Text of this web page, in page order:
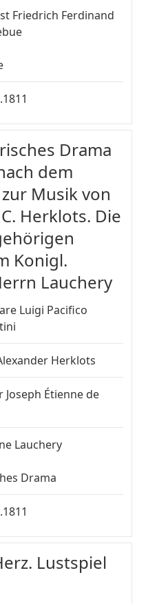
Friedrich Ferdinand
Drama
dem
Musik von
Herklots. Die
Konigl.
Lauchery
Luigi Pacifico
Herklots
Joseph Étienne de
Lauchery
Drama
Lustspiel